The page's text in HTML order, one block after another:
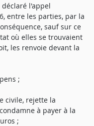
déclaré l'appel
entre les parties, par la
sauf sur ce
où elles se trouvaient
les renvoie devant la
;
civile, rejette la
à payer à la
;